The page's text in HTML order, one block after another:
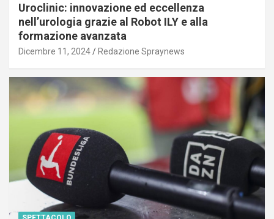
Uroclinic: innovazione ed eccellenza
nell’urologia grazie al Robot ILY e alla
formazione avanzata
Dicembre 11, 2024 Redazione Spraynews